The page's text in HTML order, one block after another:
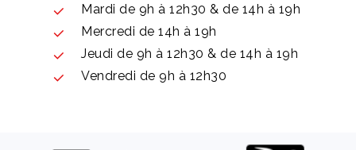
Mardi de 9h à 12h30 & de 14h à 19h
Mercredi de 14h à 19h
Jeudi de 9h à 12h30 & de 14h à 19h
Vendredi de 9h à 12h30